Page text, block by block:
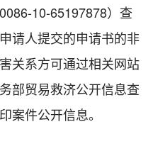
0086-10-65197878）查
请人提交的申请书的非
关系方可通过相关网站
部贸易救济公开信息查
案件公开信息。